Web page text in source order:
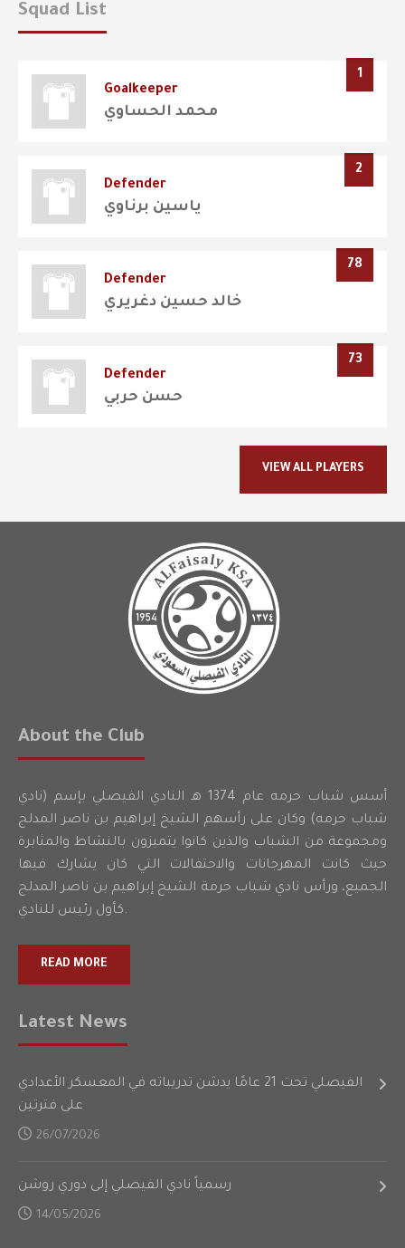
Squad List
1
Goalkeeper
محمد الحساوي
2
Defender
ياسين برناوي
78
Defender
خالد حسين دغريري
73
Defender
حسن حربي
VIEW ALL PLAYERS
About the Club
أسس شباب حرمه عام 1374 هـ النادي الفيصلي بإسم (نادي
شباب حرمه) وكان على رأسهم الشيخ إبراهيم بن ناصر المدلج
ومجموعة من الشباب والذين كانوا يتميزون بالنشاط والمثابرة
حيث كانت المهرجانات والاحتفالات التي كان يشارك فيها
الجميع، ورأس نادي شباب حرمة الشيخ إبراهيم بن ناصر المدلج
كأول رئيس للنادي.
READ MORE
Latest News
الفيصلي تحت 21 عامًا يدشن تدريباته في المعسكر الأعدادي
على فترتين
26/07/2026
رسمياً نادي الفيصلي إلى دوري روشن
14/05/2026